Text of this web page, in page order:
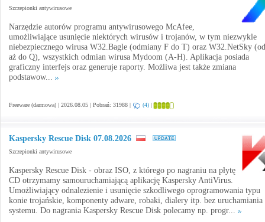
Szczepionki antywirusowe
Narzędzie autorów programu antywirusowego McAfee,
umożliwiające usunięcie niektórych wirusów i trojanów, w tym niezwykle
niebezpiecznego wirusa W32.Bagle (odmiany F do T) oraz W32.NetSky
aż do Q), wszystkich odmian wirusa Mydoom (A-H). Aplikacja posiada
graficzny interfejs oraz generuje raporty. Możliwa jest także zmiana
podstawow...
Freeware (darmowa) | 2026.08.05 | Pobrań: 31988 | (4) |
Kaspersky Rescue Disk 07.08.2026
Szczepionki antywirusowe
Kaspersky Rescue Disk - obraz ISO, z którego po nagraniu na płytę
CD otrzymamy samouruchamiającą aplikację Kaspersky AntiVirus.
Umożliwiający odnalezienie i usunięcie szkodliwego oprogramowania typu
konie trojańskie, komponenty adware, robaki, dialery itp. bez uruchamiania
systemu. Do nagrania Kaspersky Rescue Disk polecamy np. progr...